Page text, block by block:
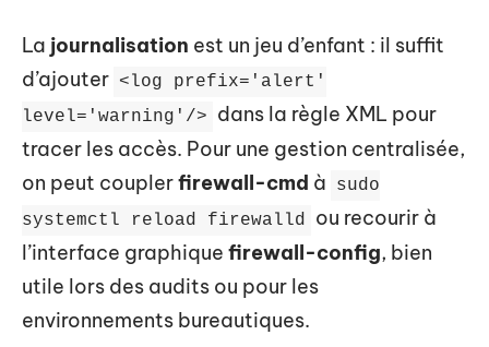
La journalisation est un jeu d’enfant : il suffit
d’ajouter <log prefix='alert'
level='warning'/>
dans la règle XML pour
tracer les accès. Pour une gestion centralisée,
on peut couplerfirewall-cmd à
sudo
systemctl reload firewalld
ou recourir à
l’interface graphique firewall-config, bien
utile lors des audits ou pour les
environnements bureautiques.